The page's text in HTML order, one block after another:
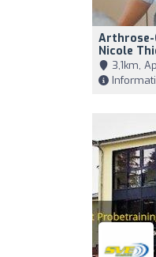
Arthrose-
Nicole
3,1km,